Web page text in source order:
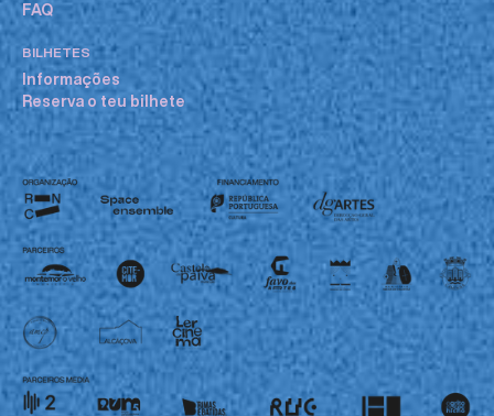
FAQ
BILHETES
Informações
Reserva o teu bilhete